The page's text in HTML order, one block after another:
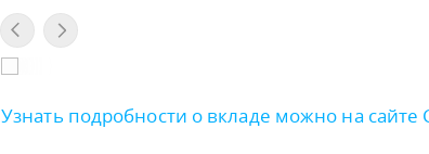
Узнать подробности о вкладе можно на сайте